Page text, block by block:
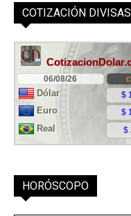
COTIZACIÓN DIVISAS
HORÓSCOPO